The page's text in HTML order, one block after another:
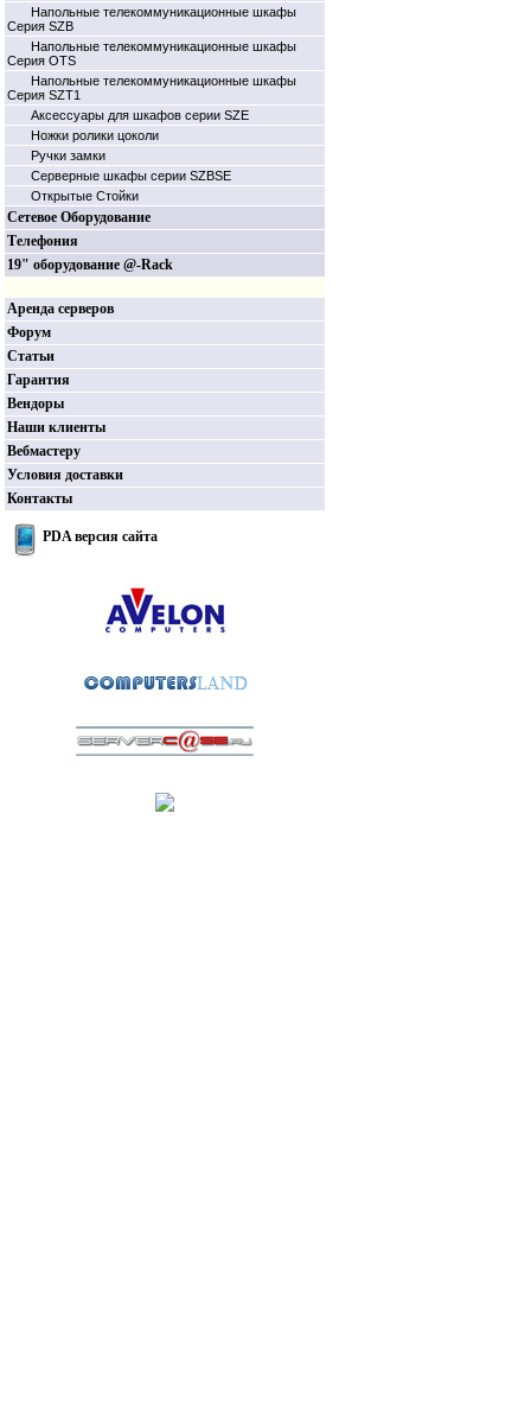
Напольные телекоммуникационные шкафы
Серия SZB
Напольные телекоммуникационные шкафы
Серия OTS
Напольные телекоммуникационные шкафы
Серия SZT1
Аксессуары для шкафов серии SZE
Ножки ролики цоколи
Ручки замки
Серверные шкафы серии SZBSE
Открытые Стойки
Сетевое Оборудование
Телефония
19" оборудование @-Rack
Аренда серверов
Форум
Статьи
Гарантия
Вендоры
Наши клиенты
Вебмастеру
Условия доставки
Контакты
PDA версия сайта